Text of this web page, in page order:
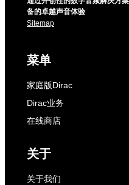
备的卓越声音体验
Sitemap
菜单
家庭版Dirac
Dirac业务
在线商店
关于
关于我们